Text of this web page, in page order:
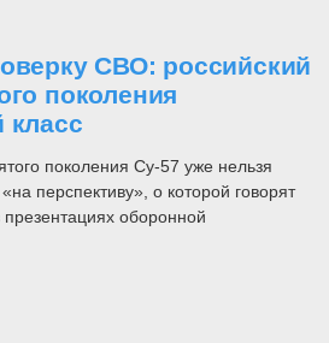
СВО: российский
поколения
класс
поколения Су-57 уже нельзя
перспективу», о которой говорят
оборонной